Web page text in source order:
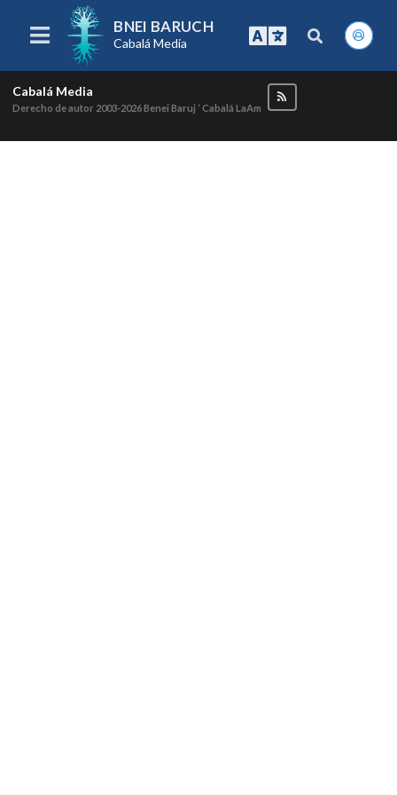
BNEI BARUCH
Cabalá Media
Cabalá Media
Derecho de autor 2003-2026Benei Baruj ‘ Cabalá LaAm